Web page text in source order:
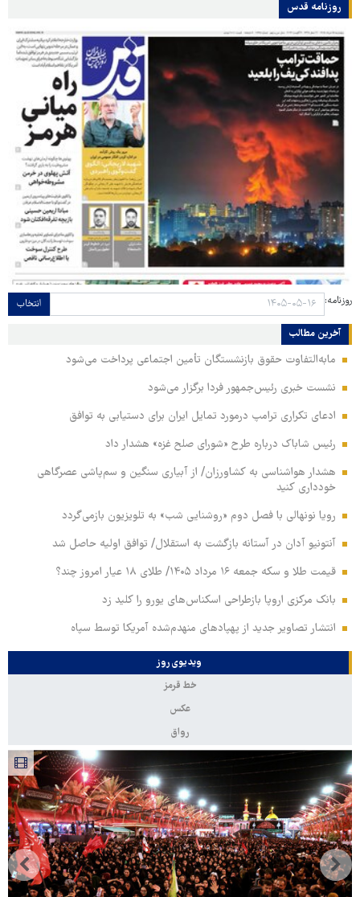
روزنامه قدس
روزنامه: انتخاب
آخرین مطالب
مابه‌التفاوت حقوق بازنشستگان تأمین اجتماعی پرداخت می‌شود
نشست خبری رئیس‌جمهور فردا برگزار می‌شود
ادعای تکراری ترامپ درمورد تمایل ایران برای دستیابی به توافق
رئیس شاباک درباره طرح «شورای صلح غزه» هشدار داد
هشدار هواشناسی به کشاورزان/ از آبیاری سنگین و سم‌پاشی عصرگاهی
خودداری کنید
رویا نونهالی با فصل دوم «روشنایی شب» به تلویزیون بازمی‌گردد
آنتونیو آدان در آستانه بازگشت به استقلال/ توافق اولیه حاصل شد
قیمت طلا و سکه جمعه ۱۶ مرداد ۱۴۰۵/ طلای ۱۸ عیار امروز چند؟
بانک مرکزی اروپا بازطراحی اسکناس‌های یورو را کلید زد
انتشار تصاویر جدید از پهپادهای منهدم‌شده آمریکا توسط سپاه
ویدیوی روز
خط قرمز
عکس
رواق